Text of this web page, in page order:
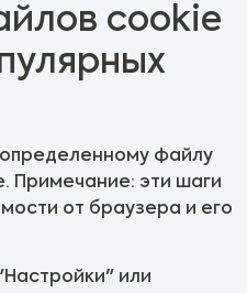
cookie
определенному файлу
Примечание: эти шаги
от браузера и его
или